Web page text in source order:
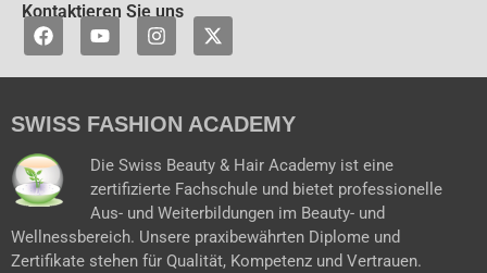
Kontaktieren Sie uns
F
a
e
o
k
Y
o
t
b
I
n
t
g
a
m
X
-
w
t
e
r
SWISS FASHION ACADEMY
Die Swiss Beauty & Hair Academy ist eine
zertifizierte Fachschule und bietet professionelle
Aus- und Weiterbildungen im Beauty- und
Wellnessbereich. Unsere praxibewährten Diplome und
Zertifikate stehen für Qualität, Kompetenz und Vertrauen.